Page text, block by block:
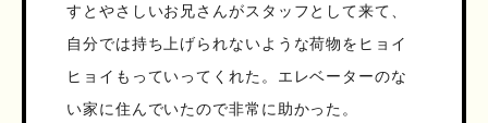
すとやさしいお兄さんがスタッフとして来て、
自分では持ち上げられないような荷物をヒョイ
ヒョイもっていってくれた。エレベーターのな
い家に住んでいたので非常に助かった。